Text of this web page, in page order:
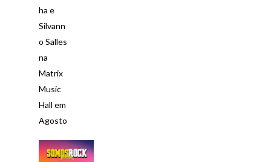
ha e
Silvann
o Salles
na
Matrix
Music
Hall em
Agosto